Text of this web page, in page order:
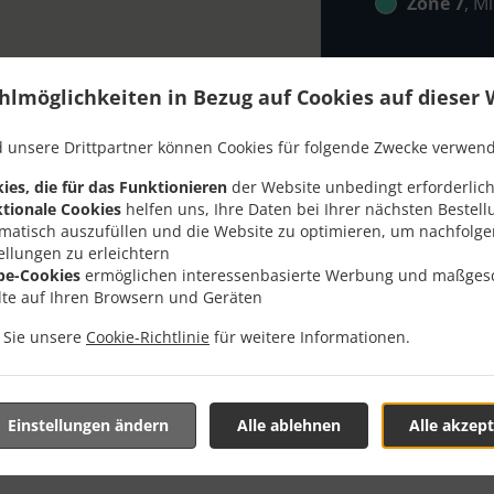
in Bezug auf Cookies auf dieser
unsere Drittpartner können Cookies für folgende Zwecke
die für das Funktionieren der Website unbedingt
Cookies helfen uns, Ihre Daten bei Ihrer nächsten
auszufüllen und die Website zu optimieren, um
zu erleichtern
Cookies ermöglichen interessenbasierte Werbung und
auf Ihren Browsern und Geräten
unsere Cookie-Richtlinie für weitere Informationen.
Alle
Alle ablehnen
Einstellungen ändern
Lieferung In
Nähe von Unlingen Kernmühle und freuen uns auf Ihre
Online-Menü anzusehen und bestellen Sie wenn
Ihre Bestellung mit einer individuellen Zeitabschätzung